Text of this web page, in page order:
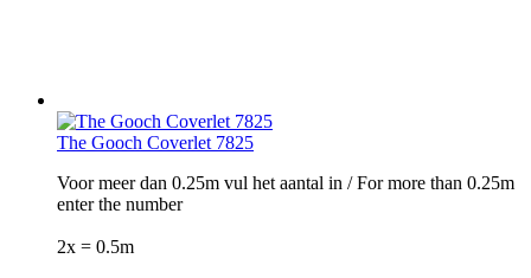
The Gooch Coverlet 7825
Voor meer dan 0.25m vul het aantal in / For more than 0.25m
enter the number
2x = 0.5m